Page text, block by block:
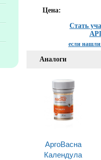
Цена:
Стать
если
Аналоги
АргоВасна
Календула